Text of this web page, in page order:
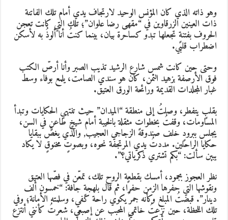
ذاته الذي كان المؤنس الوحيد لارتجاف يدي أمام تلك الفاتنة
العينين الزرقاوين في “مقهى رضا علوان”؛ تلك التي كانت تعجن
بفتنةٍ تجعلها تبدو كساحرة بيان، بينما كنتُ أنا ألوذُ به لأسكن
قلبي.
حين كانت شمس شارع الرشيد تذيب الصبر وأنا أرصّ الكتب
الأرصفة بزهيد الثمن، كان هو سندي الصامت، يلمع بوفاء وسط
المجلدات القديمة ورائحة الورق العتيق.
يتفطر، وصلتُ إلى منطقة “الميدان” حيث تنتهي الحكايات وتبدأ
وقفتُ بخطواتٍ مثقلة بالخيبة أمام شيخٍ طاعنٍ في السن،
ببرودٍ خلف صندوقه الزجاجي العجيب, والذي يغصّ ببقايا
الراحلين. مددتُ يدي المرتجفة نحوه، وبصوتٍ مخنوقٍ لا يكاد
سألت: “بكم تشتري ذكرياتي؟”.
العجوز بجمود، أمسك بقطعة الروح تلك، تمعّن في فصّها العتيق
التي حفرها الزمن حفرًا، ثم قال بلهجةٍ جافة: “خمسون ألف
قبضتُ المبلغ وكأنه جمرٌ يكوي راحة كفي، وسلمته الأمانة؛ وفي
اللحظة، حين نزعتُ خاتمي المحبب عن إصبعي، شعرتُ كأنني أنتزع